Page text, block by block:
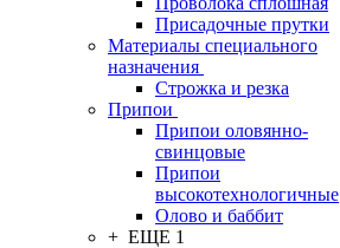
Присадочные прутки
Материалы специального
назначения
Строжка и резка
Припои
Припои оловянно-
свинцовые
Припои
высокотехнологичные
Олово и баббит
+ ЕЩЕ 1